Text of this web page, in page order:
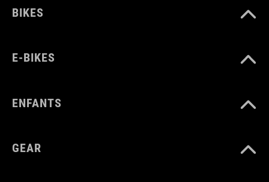
BIKES
E-BIKES
ENFANTS
GEAR